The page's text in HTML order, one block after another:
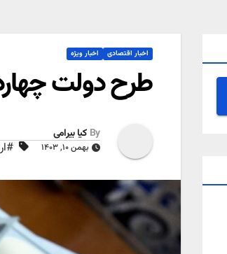
اخبار اقتصادی اخبار ویژه
طرح دولت
By کیا بیرامی
بهمن ۱۰, ۱۴۰۳